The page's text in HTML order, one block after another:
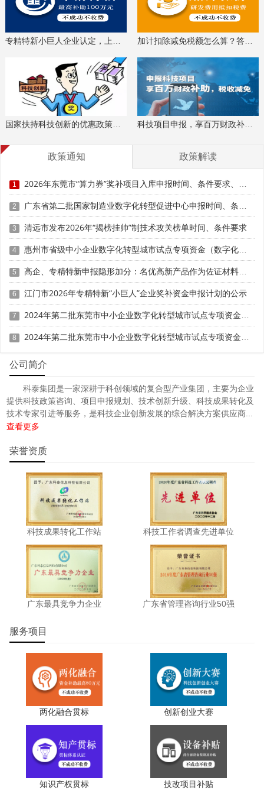
果评价、科技成果转化等服务。关注【科小泰】公众号，及
加计扣除减免税额怎么算？答疑解惑、咨询培训
国家扶持科技创新的优惠政策，索取资料、解读政策 科技项目申报，享百万财政补贴，减免40%所得税
政策通知 政策解读
1 2026年东莞市“算力券”奖补项目入库申报时间、条件要求、资助奖励
2 广东省第二批国家制造业数字化转型促进中心申报时间、条件要求、扶持措施
3 清远市发布2026年“揭榜挂帅”制技术攻关榜单时间、条件要求
4 惠州市省级中小企业数字化转型城市试点专项资金（数字化改造项目专题）第八批项目申报时间、条件要求、补助奖励
5 高企、专精特新申报隐形加分：名优高新产品作为佐证材料的使用技巧
6 江门市2026年专精特新“小巨人”企业奖补资金申报计划的公示
7 2024年第二批东莞市中小企业数字化转型城市试点专项资金两化融合管理体系贯标项目资助计划
8 2024年第二批东莞市中小企业数字化转型城市试点专项资金两化融合管理体系贯标项目拟资助企业名单的公示
公司简介
科泰集团是一家深耕于科创领域的复合型产业集团，主要为企业
提供科技政策咨询、项目申报规划、技术创新升级、科技成果转化及
技术专家引进等服务，是科技企业创新发展的综合解决方案供应商...
查看更多
荣誉资质
科技成果转化工作站 科技工作者调查先进单位
广东最具竞争力企业 广东省管理咨询行业50强
服务项目
两化融合贯标 创新创业大赛
知识产权贯标 技改项目补贴